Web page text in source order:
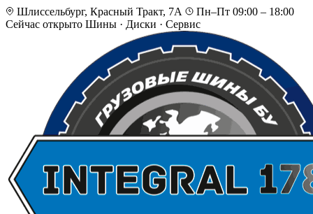
Шлиссельбург, Красный Тракт, 7А
Пн–Пт 09:00 – 18:00
Сейчас открыто Шины · Диски · Сервис